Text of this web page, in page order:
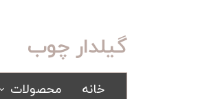
گیلدار چوب
خانه
محصولات